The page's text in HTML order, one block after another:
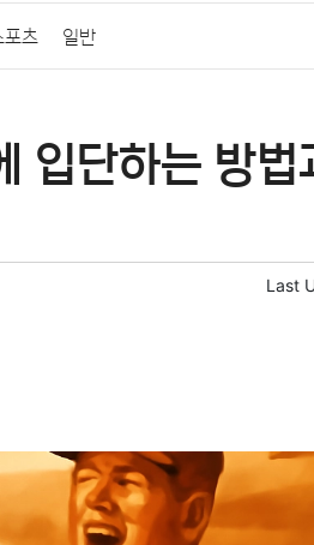
포츠 일반
입단하는 방법
Last